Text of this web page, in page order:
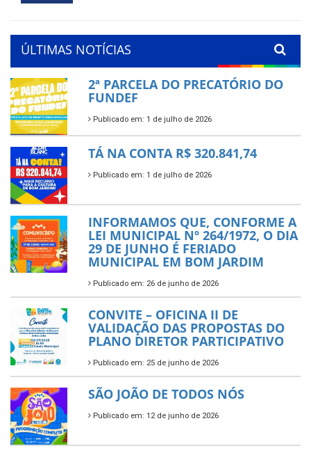
ÚLTIMAS NOTÍCIAS
2ª PARCELA DO PRECATÓRIO DO
FUNDEF
Publicado em: 1 de julho de 2026
TÁ NA CONTA R$ 320.841,74
Publicado em: 1 de julho de 2026
INFORMAMOS QUE, CONFORME A
LEI MUNICIPAL Nº 264/1972, O DIA
29 DE JUNHO É FERIADO
MUNICIPAL EM BOM JARDIM
Publicado em: 26 de junho de 2026
CONVITE – OFICINA II DE
VALIDAÇÃO DAS PROPOSTAS DO
PLANO DIRETOR PARTICIPATIVO
Publicado em: 25 de junho de 2026
SÃO JOÃO DE TODOS NÓS
Publicado em: 12 de junho de 2026